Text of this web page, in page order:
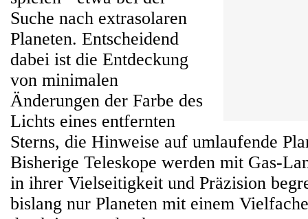
Suche nach extrasolaren
Planeten. Entscheidend
dabei ist die Entdeckung
von minimalen
Änderungen der Farbe des
Lichts eines entfernten
Sterns, die Hinweise auf umlaufende
Bisherige Teleskope werden mit Gas-
in ihrer Vielseitigkeit und Präzision
bislang nur Planeten mit einem